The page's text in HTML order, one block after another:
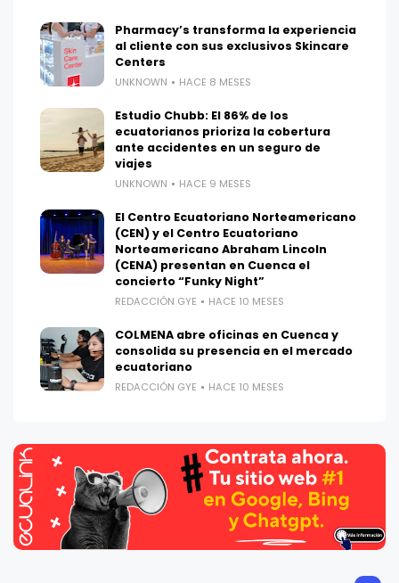
Pharmacy’s transforma la experiencia
al cliente con sus exclusivos Skincare
Centers
UNKNOWN HACE 8 MESES
Estudio Chubb: El 86% de los
ecuatorianos prioriza la cobertura
ante accidentes en un seguro de
viajes
UNKNOWN HACE 9 MESES
El Centro Ecuatoriano Norteamericano
(CEN) y el Centro Ecuatoriano
Norteamericano Abraham Lincoln
(CENA) presentan en Cuenca el
concierto “Funky Night”
REDACCIÓN GYE HACE 10 MESES
COLMENA abre oficinas en Cuenca y
consolida su presencia en el mercado
ecuatoriano
REDACCIÓN GYE HACE 10 MESES